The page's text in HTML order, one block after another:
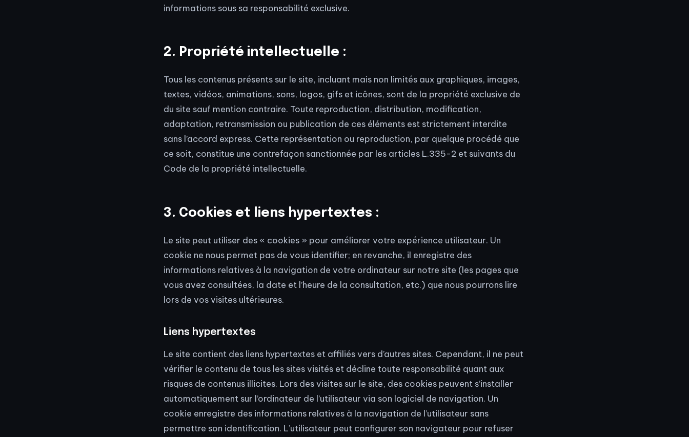
informations sous sa responsabilité exclusive.
2. Propriété intellectuelle :
Tous les contenus présents sur le site, incluant mais non limités aux graphiques, images,
textes, vidéos, animations, sons, logos, gifs et icônes, sont de la propriété exclusive de
du site sauf mention contraire. Toute reproduction, distribution, modification,
adaptation, retransmission ou publication de ces éléments est strictement interdite
sans l’accord express. Cette représentation ou reproduction, par quelque procédé que
ce soit, constitue une contrefaçon sanctionnée par les articles L.335-2 et suivants du
Code de la propriété intellectuelle.
3. Cookies et l iens hypertextes :
Le site peut utiliser des « cookies » pour améliorer votre expérience utilisateur. Un
cookie ne nous permet pas de vous identifier; en revanche, il enregistre des
informations relatives à la navigation de votre ordinateur sur notre site (les pages que
vous avez consultées, la date et l’heure de la consultation, etc.) que nous pourrons lire
lors de vos visites ultérieures.
Liens hypertextes
Le site contient des liens hypertextes et affiliés vers d’autres sites. Cependant, il ne peut
vérifier le contenu de tous les sites visités et décline toute responsabilité quant aux
risques de contenus illicites. Lors des visites sur le site, des cookies peuvent s’installer
automatiquement sur l’ordinateur de l’utilisateur via son logiciel de navigation. Un
cookie enregistre des informations relatives à la navigation de l’utilisateur sans
permettre son identification. L’utilisateur peut configurer son navigateur pour refuser